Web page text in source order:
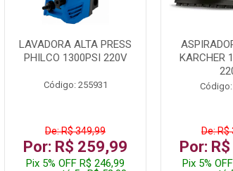
LAVADORA ALTA PRESS
PHILCO 1300PSI 220V
Código: 255931
De: R$ 349,99
Por: R$ 259,99
Pix 5% OFF R$ 246,99
KARCHER
De: R$
Por:
Pix 5%